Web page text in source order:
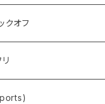
クオフ